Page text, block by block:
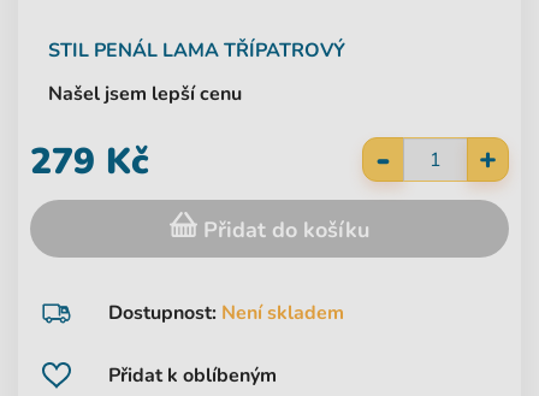
STIL PENÁL LAMA TŘÍPATROVÝ
Našel jsem lepší cenu
Přidat k oblíbeným
Dostupnost: Není skladem
- +
279 Kč
Přidat do košíku